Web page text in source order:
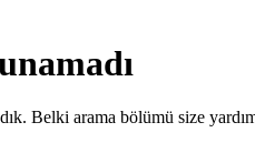
Belki arama bölümü size